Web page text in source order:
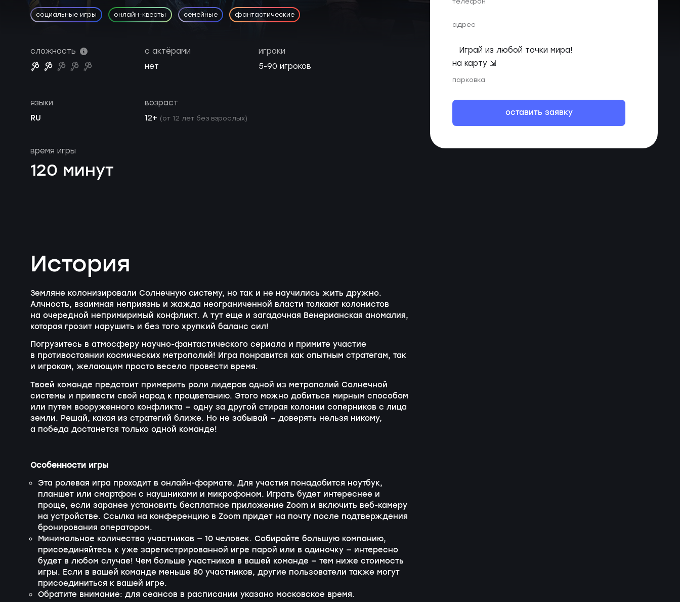
социальные игры онлайн-квесты семейные фантастические
адрес
Играй из любой точки мира!
на карту ⇲
парковка
оставить заявку
сложность
с актёрами
нет
игроки
5-90 игроков
языки
RU
возраст
12+ (от 12 лет без взрослых)
время игры
120 минут
История
Земляне колонизировали Солнечную систему, но так и не научились жить дружно.
Алчность, взаимная неприязнь и жажда неограниченной власти толкают колонистов
на очередной непримиримый конфликт. А тут еще и загадочная Венерианская аномалия,
которая грозит нарушить и без того хрупкий баланс сил!
Погрузитесь в атмосферу научно-фантастического сериала и примите участие
в противостоянии космических метрополий! Игра понравится как опытным стратегам, так
и игрокам, желающим просто весело провести время.
Твоей команде предстоит примерить роли лидеров одной из метрополий Солнечной
системы и привести свой народ к процветанию. Этого можно добиться мирным способом
или путем вооруженного конфликта — одну за другой стирая колонии соперников с лица
земли. Решай, какая из стратегий ближе. Но не забывай — доверять нельзя никому,
а победа достанется только одной команде!
Особенности игры
Эта ролевая игра проходит в онлайн-формате. Для участия понадобится ноутбук,
планшет или смартфон с наушниками и микрофоном. Играть будет интереснее и
проще, если заранее установить бесплатное приложение Zoom и включить веб-камеру
на устройстве. Ссылка на конференцию в Zoom придет на почту после подтверждения
бронирования оператором.
Минимальное количество участников — 10 человек. Собирайте большую компанию,
присоединяйтесь к уже зарегистрированной игре парой или в одиночку — интересно
будет в любом случае! Чем больше участников в вашей команде — тем ниже стоимость
игры. Если в вашей команде меньше 80 участников, другие пользователи также могут
присоединиться к вашей игре.
Обратите внимание: для сеансов в расписании указано московское время.